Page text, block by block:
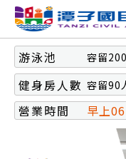
游泳池 容留200
健身房人數 容留90
營業時間
早上